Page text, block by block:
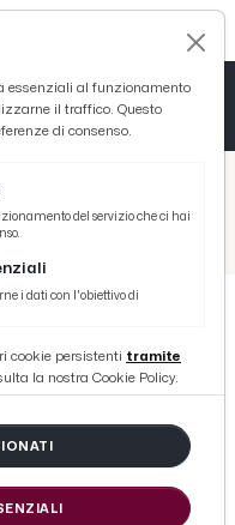
cosa c'entra con l'ADHD
parla
c'entra con
essenziali al funzionamento
il traffico. Questo
di consenso.
del servizio che ci hai
i dati con l'obiettivo di
cookie persistenti tramite
la nostra Cookie Policy.